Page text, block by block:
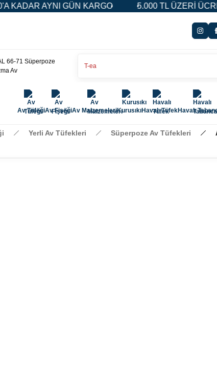
GÜN KARGO 5.000 TL ÜZERİ ÜCRETSİZ KARGO
Av TüfeğiAv FişeğiAv MalzemeleriKurusıkıHavalı TüfekHavalı
Yerli Av Tüfekleri Süperpoze Av Tüfekleri